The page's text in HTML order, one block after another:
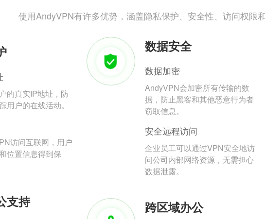
使用AndyVPN有许多优势，涵盖隐私保护、安全性、访问权限
的真实IP地址，防
用户的在线活动。
访问互联网，用户
位置信息得到保
数据安全
数据加密
AndyVPN会加密所有传输的数
据，防止黑客和其他恶意行为者
窃取信息。
安全远程访问
企业员工可以通过VPN安全地访
问公司内部网络资源，无需担心
数据泄露。
支持 跨区域办公